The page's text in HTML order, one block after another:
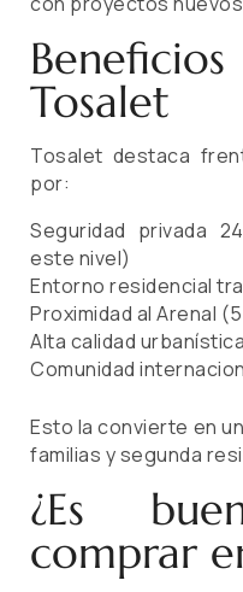
Tosalet
Tosalet destaca
por:
Seguridad privada
este nivel)
Entorno residencial
Proximidad al Arenal
Alta calidad urbanística
Comunidad
Esto la convierte en
familias y segunda
¿Es
comprar